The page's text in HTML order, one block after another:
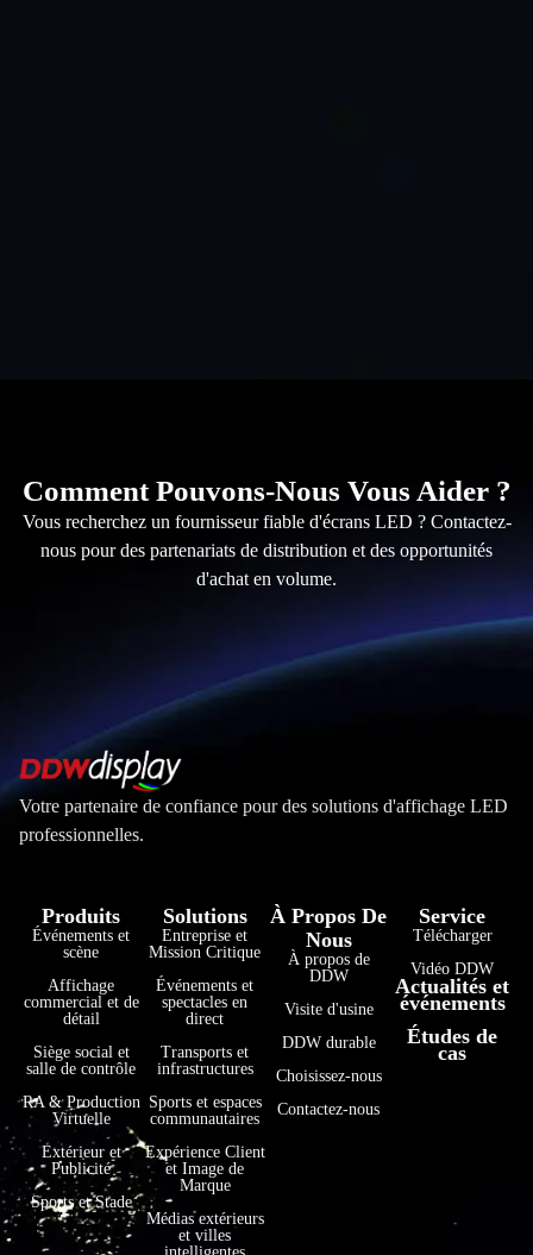
Comment Pouvons-Nous Vous Aider ?
Vous recherchez un fournisseur fiable d'écrans LED ? Contactez-
nous pour des partenariats de distribution et des opportunités
d'achat en volume.
Votre partenaire de confiance pour des solutions d'affichage LED
professionnelles.
Produits
Événements et
scène
Affichage
commercial et de
détail
Siège social et
salle de contrôle
RA & Production
Virtuelle
Extérieur et
Publicité
Sports et Stade
Solutions
Entreprise et
Mission Critique
Événements et
spectacles en
direct
Transports et
infrastructures
Sports et espaces
communautaires
Expérience Client
et Image de
Marque
Médias extérieurs
et villes
À Propos De
Nous
À propos de
DDW
Visite d'usine
DDW durable
Choisissez-nous
Contactez-nous
Service
Télécharger
Vidéo DDW
Actualités et
événements
Études de
cas
Bahasa Indonesia
हिन्दी
فارسی